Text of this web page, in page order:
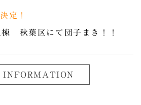
定！
秋葉区にて団子まき！！
INFORMATION